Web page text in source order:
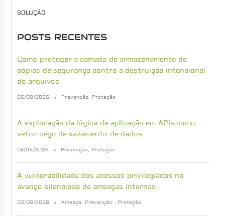
SOLUÇÃO
POSTS RECENTES
Como proteger a camada de armazenamento de
cópias de segurança contra a destruição intencional
de arquivos
06/08/2026 Prevenção, Proteção
A exploração da lógica de aplicação em APIs como
vetor cego de vazamento de dados
04/08/2026 Prevenção, Proteção
A vulnerabilidade dos acessos privilegiados no
avanço silencioso de ameaças internas
03/08/2026 Ameaça, Prevenção , Proteção